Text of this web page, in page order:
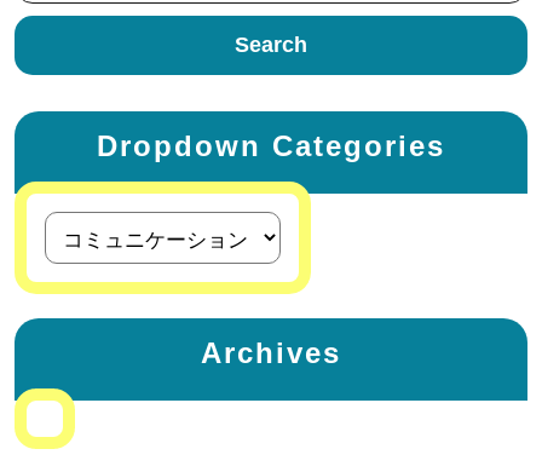
Dropdown Categories
Archives